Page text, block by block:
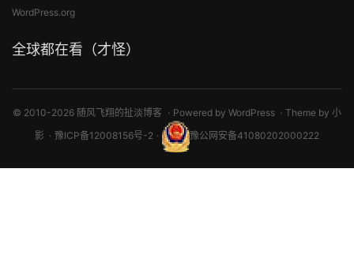
WordPress.org
全球都在看（才怪）
© 2010-2026 随风飞翔的扯淡博客 Powered by WordPress Theme by 小
影
豫ICP备12008156号-2 豫公网安备41080202000222